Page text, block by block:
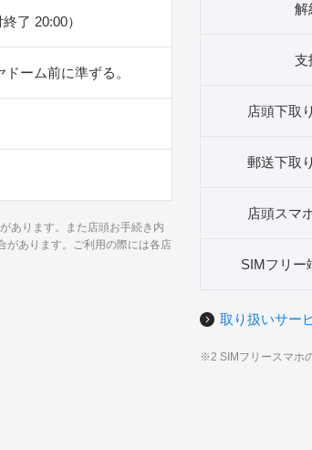
了 20:00）
ーム前に準ずる。
あります。また店頭お手続き内
があります。ご利用の際には各店
解
支
店頭下取
郵送下取
店頭スマ
SIMフリー
取り扱いサー
※2 SIMフリースマホ